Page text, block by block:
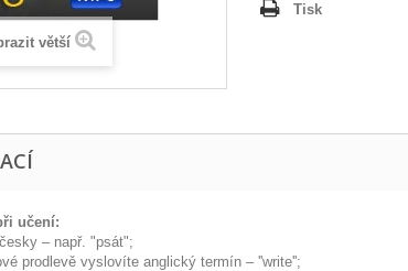
větší
Tisk
učení:
– např. "psát";
prodlevě vyslovíte anglický termín – ''write'';